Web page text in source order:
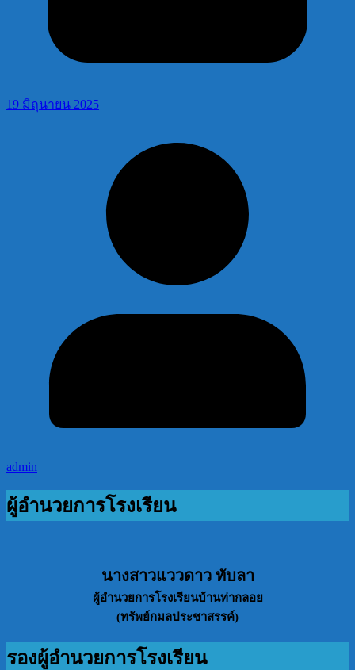
19 มิถุนายน 2025
admin
ผู้อำนวยการโรงเรียน
นางสาวแววดาว ทับลา
ผู้อำนวยการโรงเรียนบ้านท่ากลอย
(ทรัพย์กมลประชาสรรค์)
รองผู้อำนวยการโรงเรียน